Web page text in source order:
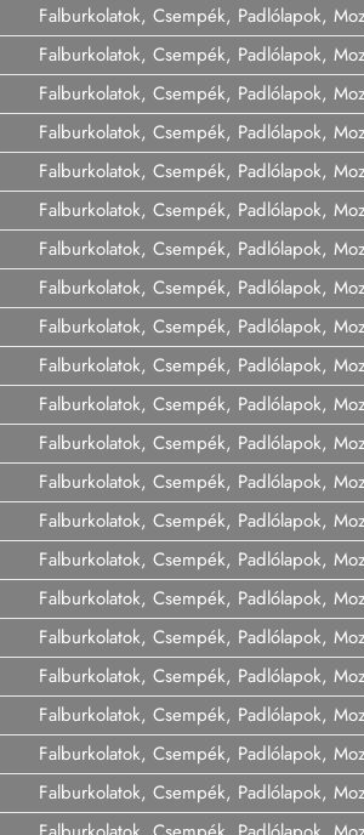
Falburkolatok, Csempék, Padlólapok,
Falburkolatok, Csempék, Padlólapok,
Falburkolatok, Csempék, Padlólapok,
Falburkolatok, Csempék, Padlólapok,
Falburkolatok, Csempék, Padlólapok,
Falburkolatok, Csempék, Padlólapok,
Falburkolatok, Csempék, Padlólapok,
Falburkolatok, Csempék, Padlólapok,
Falburkolatok, Csempék, Padlólapok,
Falburkolatok, Csempék, Padlólapok,
Falburkolatok, Csempék, Padlólapok,
Falburkolatok, Csempék, Padlólapok,
Falburkolatok, Csempék, Padlólapok,
Falburkolatok, Csempék, Padlólapok,
Falburkolatok, Csempék, Padlólapok,
Falburkolatok, Csempék, Padlólapok,
Falburkolatok, Csempék, Padlólapok,
Falburkolatok, Csempék, Padlólapok,
Falburkolatok, Csempék, Padlólapok,
Falburkolatok, Csempék, Padlólapok,
Falburkolatok, Csempék, Padlólapok,